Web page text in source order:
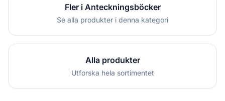
Fler i Anteckningsböcker
Se alla produkter i denna kategori
Alla produkter
Utforska hela sortimentet